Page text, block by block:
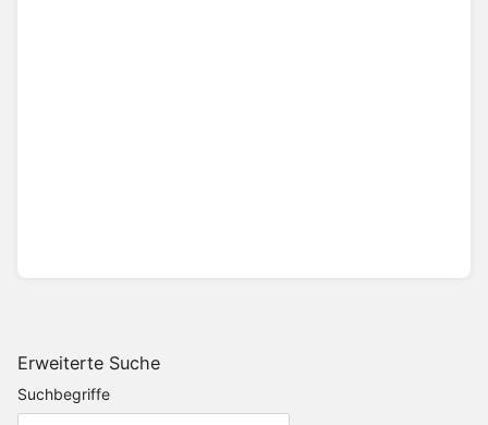
Erweiterte Suche
Suchbegriffe